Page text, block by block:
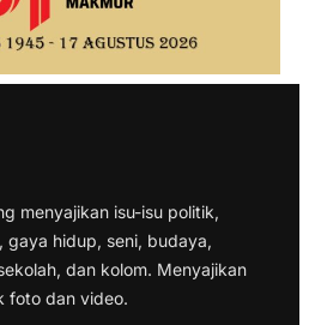
menyajikan isu-isu politik,
gaya hidup, seni, budaya,
dan kolom. Menyajikan
foto dan video.